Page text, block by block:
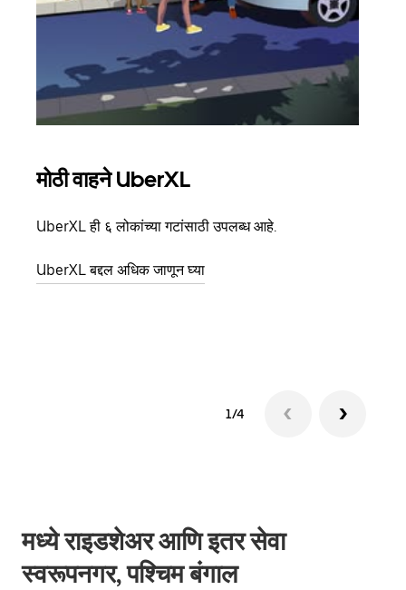
मोठी वाहने UberXL
UberXL ही ६ लोकांच्या गटांसाठी उपलब्ध आहे.
UberXL बद्दल अधिक जाणून घ्या
1/4
मध्ये राइडशेअर आणि इतर सेवा
स्वरूपनगर, पश्चिम बंगाल